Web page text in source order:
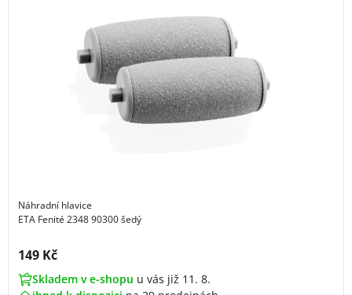
Náhradní hlavice
ETA Fenité 2348 90300 šedý
Cena s DPH:
149 Kč
Skladem v e-shopu u vás již 11. 8.